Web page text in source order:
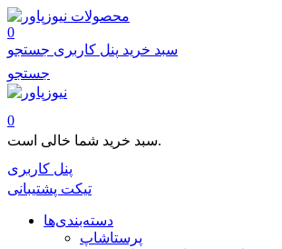
محصولات
0
سبد خرید پنل کاربری جستجو
جستجو
0
سبد خرید شما خالی است.
پنل کاربری
تیکت پشتیبانی
دسته‌بندی‌ها
پرستاشاپ